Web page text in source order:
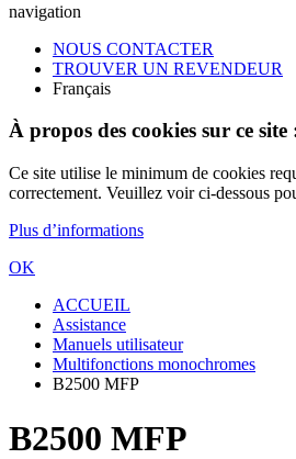
navigation
NOUS CONTACTER
TROUVER UN REVENDEUR
Français
À propos des cookies sur ce site
Ce site utilise le minimum de cookies
correctement. Veuillez voir ci-dessous
Plus d’informations
OK
ACCUEIL
Assistance
Manuels utilisateur
Multifonctions monochromes
B2500 MFP
B2500 MFP